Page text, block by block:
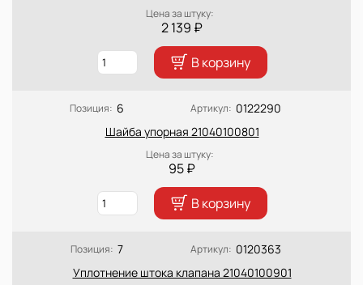
Цена за штуку:
2 139 ₽
В корзину
Позиция: 6 Артикул: 0122290
Шайба упорная 21040100801
Цена за штуку:
95 ₽
В корзину
Позиция: 7 Артикул: 0120363
Уплотнение штока клапана 21040100901